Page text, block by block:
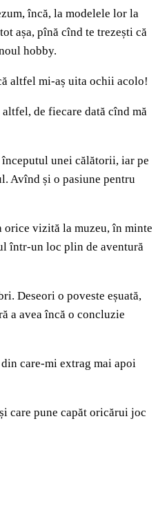
încă, la modelele lor la
așa, pînă cînd te trezești că
hobby.
altfel mi-aș uita ochii acolo!
de fiecare dată cînd mă
începutul unei călătorii, iar pe
Avînd și o pasiune pentru
orice vizită la muzeu, în minte
într-un loc plin de aventură
Deseori o poveste eșuată,
a avea încă o concluzie
care-mi extrag mai apoi
care pune capăt oricărui joc